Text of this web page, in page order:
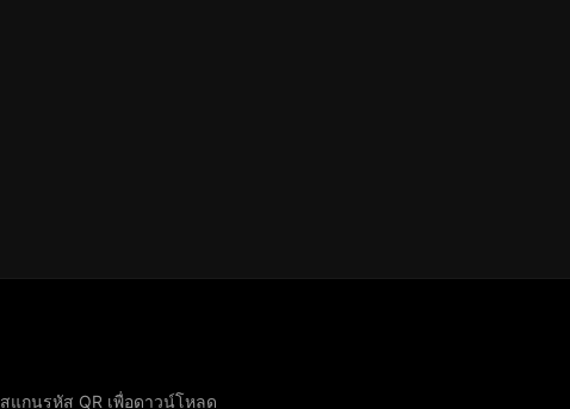
สแกนรหัส QR เพื่อดาวน์โหลด